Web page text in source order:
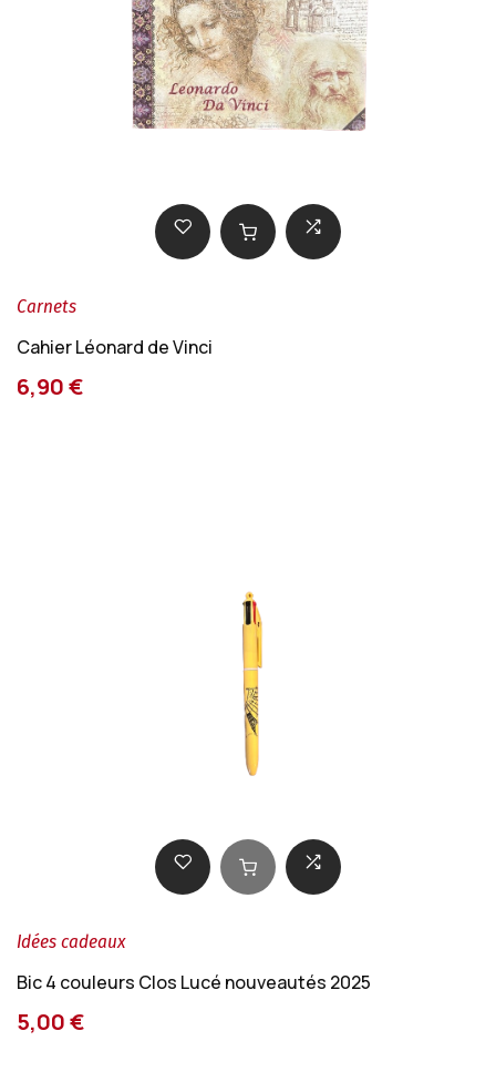
Carnets
Cahier Léonard de Vinci
6,90 €
Idées cadeaux
Bic 4 couleurs Clos Lucé nouveautés 2025
5,00 €